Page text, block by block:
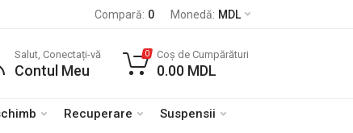
Compară: 0 Monedă: MDL
Recuperare
Suspensii
Salut, Conectați-vă
Contul Meu
0 Coș de Cumpărături
0.00 MDL